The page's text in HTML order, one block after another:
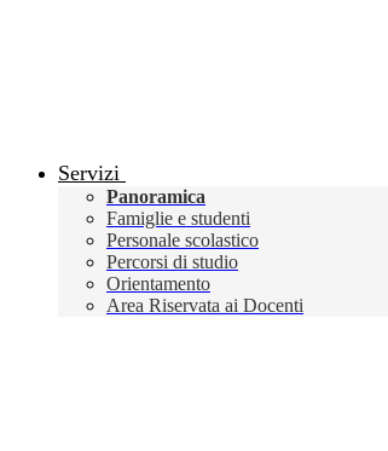
Servizi
Panoramica
Famiglie e studenti
Personale scolastico
Percorsi di studio
Orientamento
Area Riservata ai Docenti